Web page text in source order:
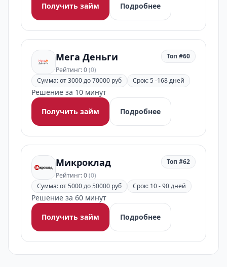
Получить займ
Подробнее
Мега Деньги
Рейтинг: 0(0)
Топ #60
Сумма: от 3000 до 70000 руб Срок: 5 -168 дней
Решение за 10 минут
Получить займ
Подробнее
Микроклад
Рейтинг: 0(0)
Топ #62
Сумма: от 5000 до 50000 руб Срок: 10 - 90 дней
Решение за 60 минут
Получить займ
Подробнее